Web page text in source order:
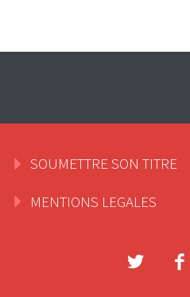
SOUMETTRE SON TITRE
MENTIONS LEGALES